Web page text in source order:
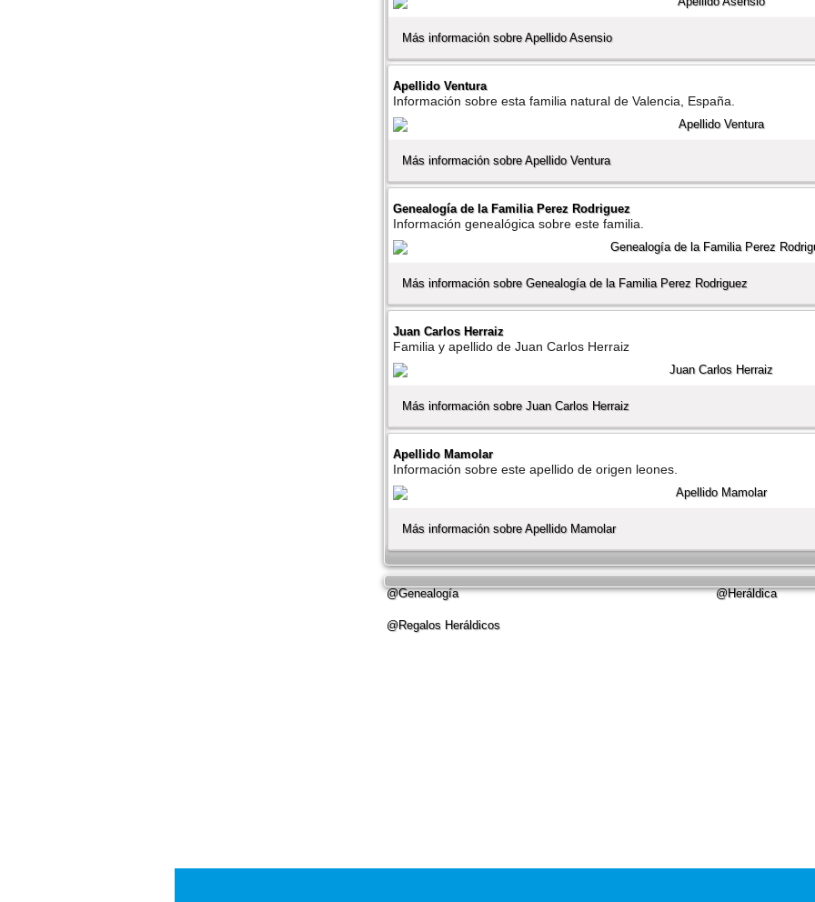
Más información sobre Apellido Asensio
Apellido Ventura
Información sobre esta familia natural de Valencia, España.
Más información sobre Apellido Ventura
Genealogí­a de la Familia Perez Rodriguez
Información genealógica sobre este familia.
Más información sobre Genealogí­a de la Familia Perez Rodriguez
Juan Carlos Herraiz
Familia y apellido de Juan Carlos Herraiz
Más información sobre Juan Carlos Herraiz
Apellido Mamolar
Información sobre este apellido de origen leones.
Más información sobre Apellido Mamolar
@Genealogí­a @Heráldica
@Regalos Heráldicos